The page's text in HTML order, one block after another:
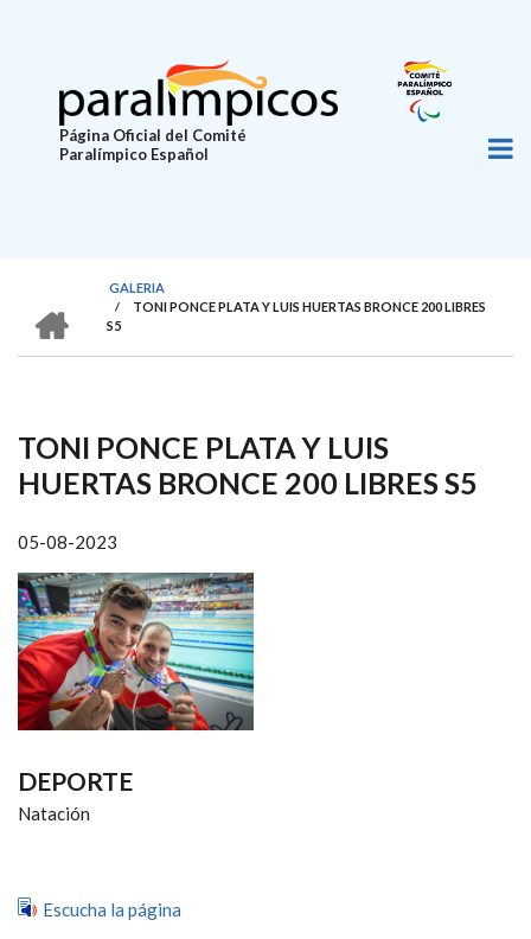
principal
Página Oficial del Comité
Paralímpico Español
SOBRESCRIBIR
ENLACES
AYUDA
A
LA
NAVEGACIÓN
GALERIA
/
TONI PONCE PLATA Y LUIS HUERTAS BRONCE 200 LIBRES
S5
TONI PONCE PLATA Y LUIS
HUERTAS BRONCE 200 LIBRES S5
05-08-2023
DEPORTE
Natación
Escucha la página